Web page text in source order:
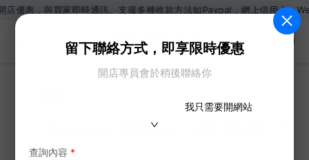
與買家即時通訊。支援多種收款方法如Paypal，網上信用卡，Wechat
ZH
留下聯絡方式，即享限時優惠
開店專員會於稍後聯絡你
我只需要開網站
查詢內容 *
【SHOPAGE電商教室2026】送貨方法新選擇：易
送遞